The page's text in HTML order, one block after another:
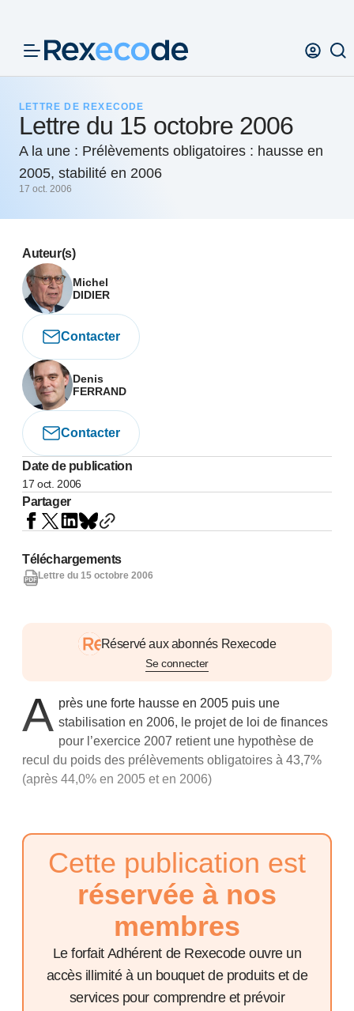
LETTRE DE REXECODE
Lettre du 15 octobre 2006
A la une : Prélèvements obligatoires : hausse en
2005, stabilité en 2006
17 oct. 2006
Auteur(s)
Michel
DIDIER
Contacter
Denis
FERRAND
Contacter
Date de publication
17 oct. 2006
Partager
Réservé aux abonnés Rexecode
Se connecter
A près une forte hausse en 2005 puis une
stabilisation en 2006, le projet de loi de finances
pour l’exercice 2007 retient une hypothèse de
recul du poids des prélèvements obligatoires à 43,7%
(après 44,0% en 2005 et en 2006)
Cette publication est
réservée à nos
membres
Le forfait Adhérent de Rexecode ouvre un
accès illimité à un bouquet de produits et de
services pour comprendre et prévoir
Téléchargements
Lettre du 15 octobre 2006